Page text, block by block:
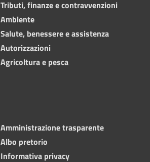
Tributi, finanze e contravvenzioni
Ambiente
Salute, benessere e assistenza
Autorizzazioni
Agricoltura e pesca
Amministrazione trasparente
Albo pretorio
Informativa privacy